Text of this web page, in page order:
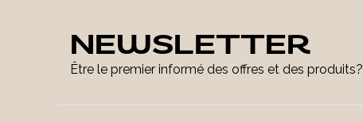
NEWSLETTER
Être le premier informé des offres et des produits?